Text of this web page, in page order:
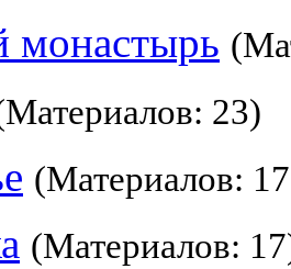
монастырь
23)
(Материалов:
(Материалов: